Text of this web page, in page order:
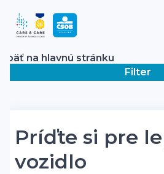
Späť na hlavnú stránku
Filter
Príďte si pre
vozidlo